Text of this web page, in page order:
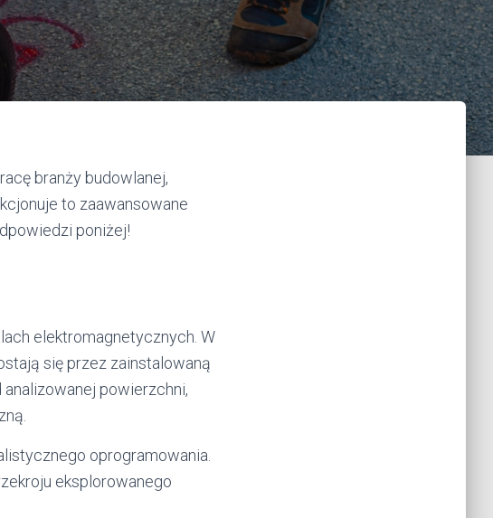
branży budowlanej,
to zaawansowane
poniżej!
elektromagnetycznych. W
się przez zainstalowaną
powierzchni,
oprogramowania.
eksplorowanego